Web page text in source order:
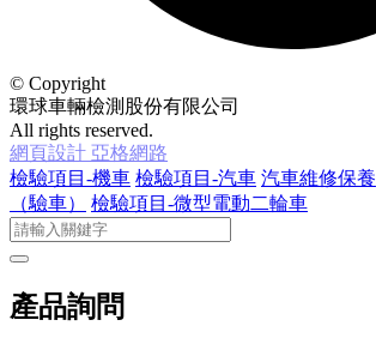
© Copyright
環球車輛檢測股份有限公司
All rights reserved.
網頁設計 亞格網路
檢驗項目-機車 檢驗項目-汽車 汽車維修保養
（驗車）
檢驗項目-微型電動二輪車
產品詢問